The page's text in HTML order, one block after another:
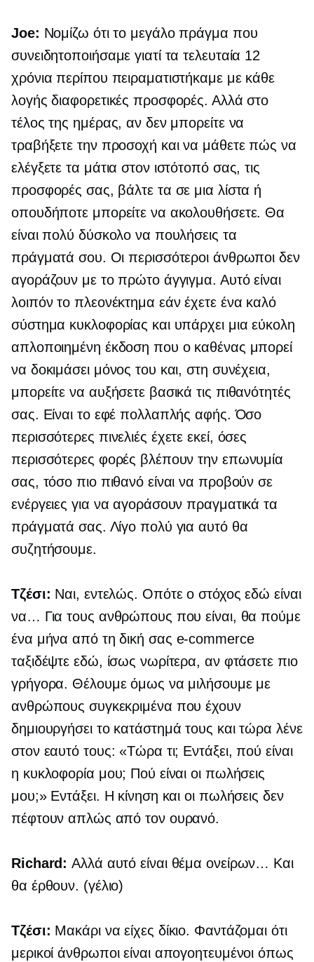
Joe: Νομίζω ότι το μεγάλο πράγμα που
συνειδητοποιήσαμε γιατί τα τελευταία 12
χρόνια περίπου πειραματιστήκαμε με κάθε
λογής διαφορετικές προσφορές. Αλλά στο
τέλος της ημέρας, αν δεν μπορείτε να
τραβήξετε την προσοχή και να μάθετε πώς να
ελέγξετε τα μάτια στον ιστότοπό σας, τις
προσφορές σας, βάλτε τα σε μια λίστα ή
οπουδήποτε μπορείτε να ακολουθήσετε. Θα
είναι πολύ δύσκολο να πουλήσεις τα
πράγματά σου. Οι περισσότεροι άνθρωποι δεν
αγοράζουν με το πρώτο άγγιγμα. Αυτό είναι
λοιπόν το πλεονέκτημα εάν έχετε ένα καλό
σύστημα κυκλοφορίας και υπάρχει μια εύκολη
απλοποιημένη έκδοση που ο καθένας μπορεί
να δοκιμάσει μόνος του και, στη συνέχεια,
μπορείτε να αυξήσετε βασικά τις πιθανότητές
σας. Είναι το εφέ πολλαπλής αφής. Όσο
περισσότερες πινελιές έχετε εκεί, όσες
περισσότερες φορές βλέπουν την επωνυμία
σας, τόσο πιο πιθανό είναι να προβούν σε
ενέργειες για να αγοράσουν πραγματικά τα
πράγματά σας. Λίγο πολύ για αυτό θα
συζητήσουμε.
Τζέσι: Ναι, εντελώς. Οπότε ο στόχος εδώ είναι
να… Για τους ανθρώπους που είναι, θα πούμε
ένα μήνα από τη δική σας e-commerce
ταξιδέψτε εδώ, ίσως νωρίτερα, αν φτάσετε πιο
γρήγορα. Θέλουμε όμως να μιλήσουμε με
ανθρώπους συγκεκριμένα που έχουν
δημιουργήσει το κατάστημά τους και τώρα λένε
στον εαυτό τους: «Τώρα τι; Εντάξει, πού είναι
η κυκλοφορία μου; Πού είναι οι πωλήσεις
μου;» Εντάξει. Η κίνηση και οι πωλήσεις δεν
πέφτουν απλώς από τον ουρανό.
Richard: Αλλά αυτό είναι θέμα ονείρων… Και
θα έρθουν. (γέλιο)
Τζέσι: Μακάρι να είχες δίκιο. Φαντάζομαι ότι
μερικοί άνθρωποι είναι απογοητευμένοι όπως